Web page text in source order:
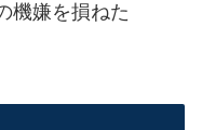
機嫌を損ねた